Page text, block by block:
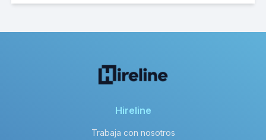
Hireline
Trabaja con nosotros